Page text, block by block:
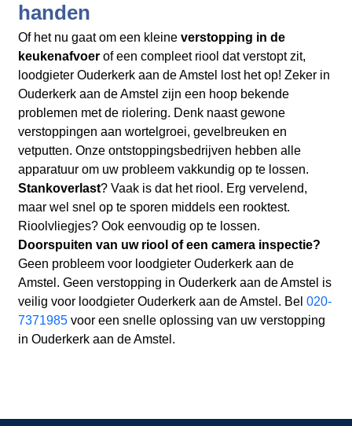
handen
Of het nu gaat om een kleine verstopping in de
keukenafvoerof een compleet riool dat verstopt zit,
loodgieter Ouderkerk aan de Amstel lost het op! Zeker in
Ouderkerk aan de Amstel zijn een hoop bekende
problemen met de riolering. Denk naast gewone
verstoppingen aan wortelgroei, gevelbreuken en
vetputten. Onze ontstoppingsbedrijven hebben alle
apparatuur om uw probleem vakkundig op te lossen.
Stankoverlast? Vaak is dat het riool. Erg vervelend,
maar wel snel op te sporen middels een rooktest.
Rioolvliegjes? Ook eenvoudig op te lossen.
Doorspuiten van uw riool of een camera inspectie?
Geen probleem voor loodgieter Ouderkerk aan de
Amstel. Geen verstopping in Ouderkerk aan de Amstel is
veilig voor loodgieter Ouderkerk aan de Amstel. Bel 020-
7371985voor een snelle oplossing van uw verstopping
in Ouderkerk aan de Amstel.